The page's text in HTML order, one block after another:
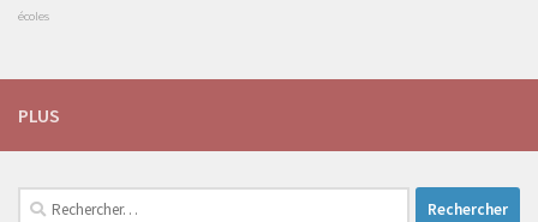
écoles
PLUS
Rechercher :